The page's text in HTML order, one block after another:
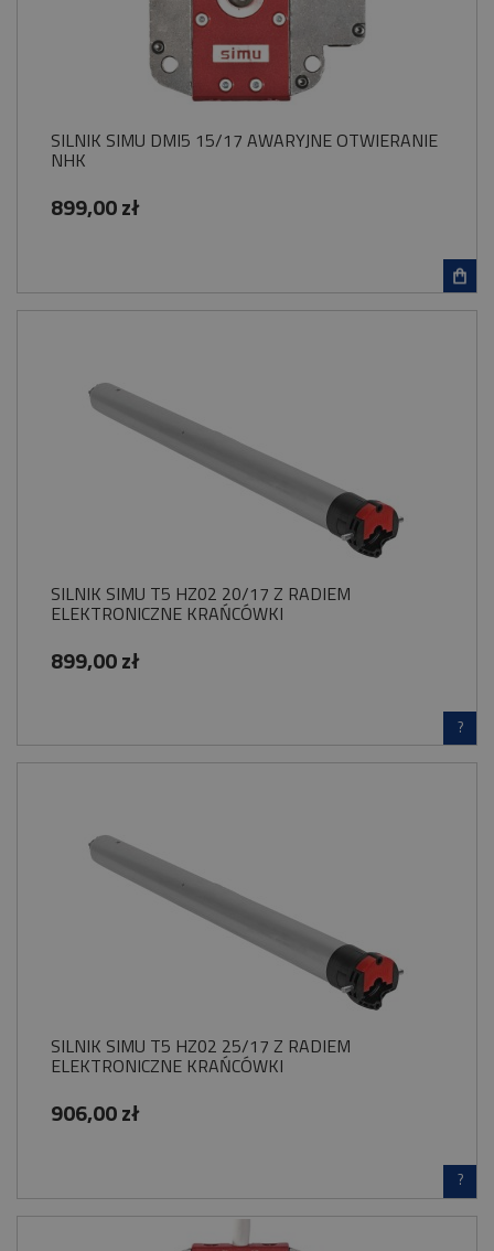
SILNIK SIMU DMI5 15/17 AWARYJNE OTWIERANIE
NHK
899,00 zł
SILNIK SIMU T5 HZ02 20/17 Z RADIEM
ELEKTRONICZNE KRAŃCÓWKI
899,00 zł
?
SILNIK SIMU T5 HZ02 25/17 Z RADIEM
ELEKTRONICZNE KRAŃCÓWKI
906,00 zł
?